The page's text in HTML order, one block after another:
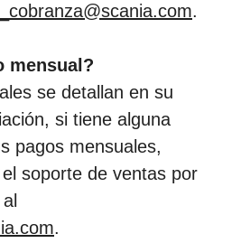
.
mensual?
se detallan en su
si tiene alguna
pagos mensuales,
soporte de ventas por
.